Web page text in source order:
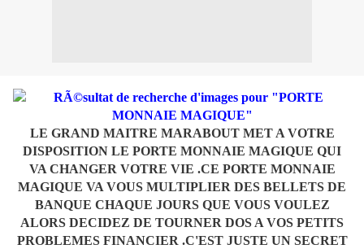
LE GRAND MAITRE MARABOUT MET A VOTRE
DISPOSITION LE PORTE MONNAIE MAGIQUE QUI
VA CHANGER VOTRE VIE .CE PORTE MONNAIE
MAGIQUE VA VOUS MULTIPLIER DES BELLETS DE
BANQUE CHAQUE JOURS QUE VOUS VOULEZ
ALORS DECIDEZ DE TOURNER DOS A VOS PETITS
PROBLEMES FINANCIER .C'EST JUSTE UN SECRET